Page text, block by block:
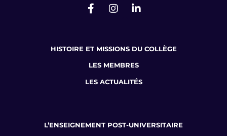
HISTOIRE ET MISSIONS DU COLLÈGE
LES MEMBRES
LES ACTUALITÉS
L’ENSEIGNEMENT POST-UNIVERSITAIRE